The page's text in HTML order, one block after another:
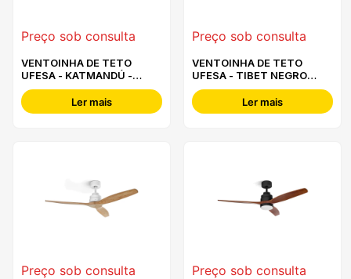
Preço sob consulta
VENTOINHA DE TETO
UFESA - KATMANDÚ -
84105856
Ler mais
Preço sob consulta
VENTOINHA DE TETO
UFESA - TIBET NEGRO
ROBLE - 84105852
Ler mais
Preço sob consulta Preço sob consulta